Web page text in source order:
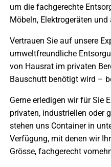
um die fachgerechte
Möbeln, Elektrogeräten
Vertrauen Sie auf unsere
umweltfreundliche
von Hausrat im privaten
Bauschutt benötigt wird –
Gerne erledigen wir für Sie
privaten, industriellen oder
stehen uns Container in
Verfügung, mit denen wir
Grösse, fachgerecht